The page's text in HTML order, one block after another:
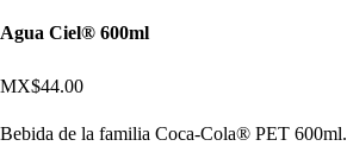
Agua Ciel® 600ml
MX$44.00
Bebida de la familia Coca-Cola® PET 600ml.